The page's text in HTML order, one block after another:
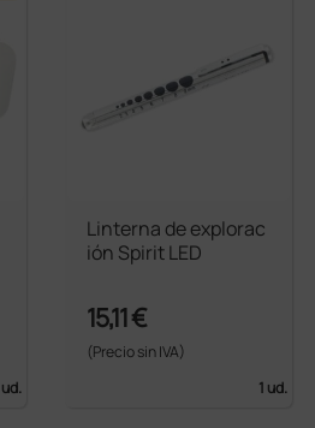
ud.
Linterna de explorac
ión Spirit LED
15,11 €
(Precio sin IVA)
1 ud.